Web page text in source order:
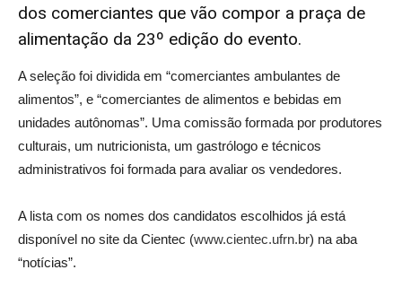
dos comerciantes que vão compor a praça de
alimentação da 23º edição do evento.
A seleção foi dividida em “comerciantes ambulantes de
alimentos”, e “comerciantes de alimentos e bebidas em
unidades autônomas”. Uma comissão formada por produtores
culturais, um nutricionista, um gastrólogo e técnicos
administrativos foi formada para avaliar os vendedores.
A lista com os nomes dos candidatos escolhidos já está
disponível no site da Cientec (www.cientec.ufrn.br) na aba
“notícias”.